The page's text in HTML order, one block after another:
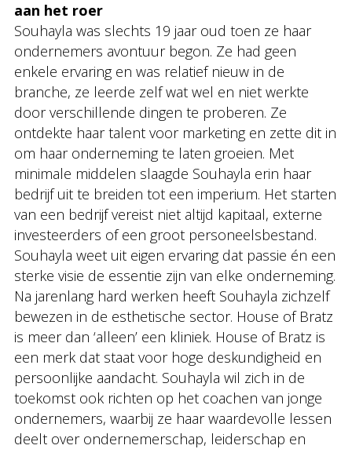
aan het roer
Souhayla was slechts 19 jaar oud toen ze haar
ondernemers avontuur begon. Ze had geen
enkele ervaring en was relatief nieuw in de
branche, ze leerde zelf wat wel en niet werkte
door verschillende dingen te proberen. Ze
ontdekte haar talent voor marketing en zette dit in
om haar onderneming te laten groeien. Met
minimale middelen slaagde Souhayla erin haar
bedrijf uit te breiden tot een imperium. Het starten
van een bedrijf vereist niet altijd kapitaal, externe
investeerders of een groot personeelsbestand.
Souhayla weet uit eigen ervaring dat passie én een
sterke visie de essentie zijn van elke onderneming.
Na jarenlang hard werken heeft Souhayla zichzelf
bewezen in de esthetische sector. House of Bratz
is meer dan ‘alleen’ een kliniek. House of Bratz is
een merk dat staat voor hoge deskundigheid en
persoonlijke aandacht. Souhayla wil zich in de
toekomst ook richten op het coachen van jonge
ondernemers, waarbij ze haar waardevolle lessen
deelt over ondernemerschap, leiderschap en